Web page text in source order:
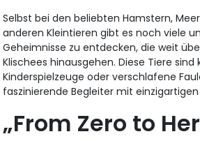
Selbst bei den beliebten Hamstern,
anderen Kleintieren gibt es noch viele
Geheimnisse zu entdecken, die weit
Klischees hinausgehen. Diese Tiere sind
Kinderspielzeuge oder verschlafene
faszinierende Begleiter mit
„From Zero to